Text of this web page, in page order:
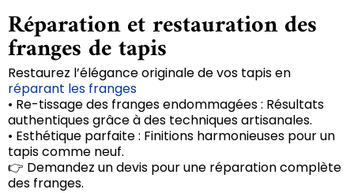
Réparation et restauration des
franges de tapis
Restaurez l’élégance originale de vos tapis en
réparant les franges
• Re-tissage des franges endommagées : Résultats
authentiques grâce à des techniques artisanales.
• Esthétique parfaite : Finitions harmonieuses pour un
tapis comme neuf.
👉 Demandez un devis pour une réparation complète
des franges.